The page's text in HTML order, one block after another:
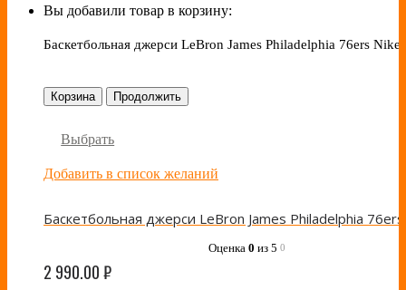
Вы добавили товар в корзину:
Баскетбольная джерси LeBron James Philadelphia 76ers Nike
Корзина Продолжить
Выбрать
Добавить в список желаний
Оценка 0 из 5 0
2 990.00₽